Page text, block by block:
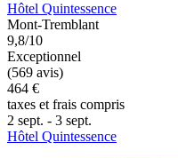
Hôtel Quintessence
Mont-Tremblant
9,8/10
Exceptionnel
(569 avis)
464 €
taxes et frais compris
2 sept. - 3 sept.
Hôtel Quintessence